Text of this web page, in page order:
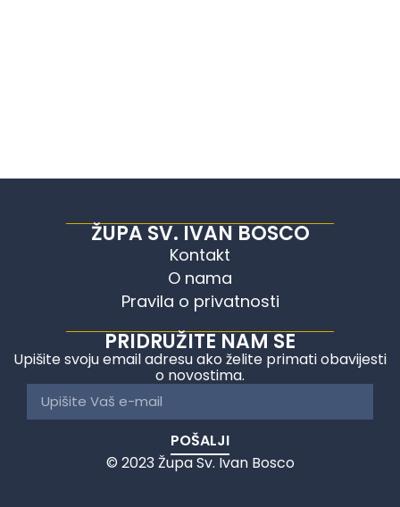
ŽUPA SV. IVAN BOSCO
Kontakt
O nama
Pravila o privatnosti
PRIDRUŽITE NAM SE
Upišite svoju email adresu ako želite primati obavijesti
o novostima.
POŠALJI
© 2023 Župa Sv. Ivan Bosco